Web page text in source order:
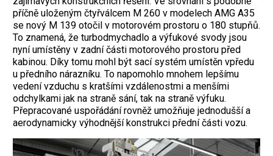
příčně uloženým čtyřválcem M 260 v modelech AMG A35
se nový M 139 otočil v motorovém prostoru o 180 stupňů.
To znamená, že turbodmychadlo a výfukové svody jsou
nyní umístěny v zadní části motorového prostoru před
kabinou. Díky tomu mohl být sací systém umístěn vpředu
u předního nárazníku. To napomohlo mnohem lepšímu
vedení vzduchu s kratšími vzdálenostmi a menšími
odchylkami jak na straně sání, tak na straně výfuku.
Přepracované uspořádání rovněž umožňuje jednodušší a
aerodynamicky výhodnější konstrukci přední části vozu.